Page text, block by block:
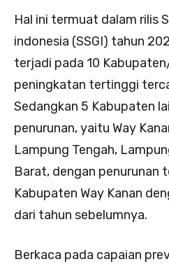
Hal ini termuat dalam rilis
indonesia (SSGI) tahun
terjadi pada 10
peningkatan tertinggi
Sedangkan 5 Kabupaten
penurunan, yaitu Way
Lampung Tengah,
Barat, dengan penurunan
Kabupaten Way Kanan
dari tahun sebelumnya.
Berkaca pada capaian